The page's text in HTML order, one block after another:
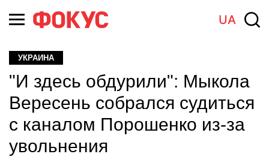
UA
УКРАИНА
"И здесь обдурили": Мыкола
Вересень собрался судиться
с каналом Порошенко из-за
увольнения